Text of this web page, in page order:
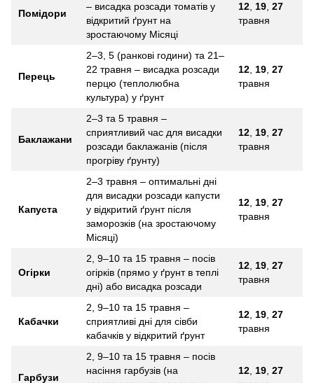
Помідори
– висадка розсади томатів у
відкритий ґрунт на
зростаючому Місяці
12 19 27
травня
Перець
2–3, 5 (ранкові години) та 21–
22 травня – висадка розсади
перцю (теплолюбна
культура) у ґрунт
12 19 27
травня
Баклажани
2–3 та 5 травня –
сприятливий час для висадки
розсади баклажанів (після
прогріву ґрунту)
12 19 27
травня
Капуста
2–3 травня – оптимальні дні
для висадки розсади капусти
у відкритий ґрунт після
заморозків (на зростаючому
Місяці)
12 19 27
травня
Огірки
2, 9–10 та 15 травня – посів
огірків (прямо у ґрунт в теплі
дні) або висадка розсади
12 19 27
травня
Кабачки
2, 9–10 та 15 травня –
сприятливі дні для сівби
кабачків у відкритий ґрунт
12 19 27
травня
Гарбузи
2, 9–10 та 15 травня – посів
насіння гарбузів (на
12 19 27